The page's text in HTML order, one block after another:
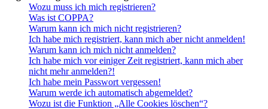
Wozu muss ich mich registrieren?
Was ist COPPA?
Warum kann ich mich nicht registrieren?
Ich habe mich registriert, kann mich aber nicht anmelden!
Warum kann ich mich nicht anmelden?
Ich habe mich vor einiger Zeit registriert, kann mich aber
nicht mehr anmelden?!
Ich habe mein Passwort vergessen!
Warum werde ich automatisch abgemeldet?
Wozu ist die Funktion „Alle Cookies löschen“?